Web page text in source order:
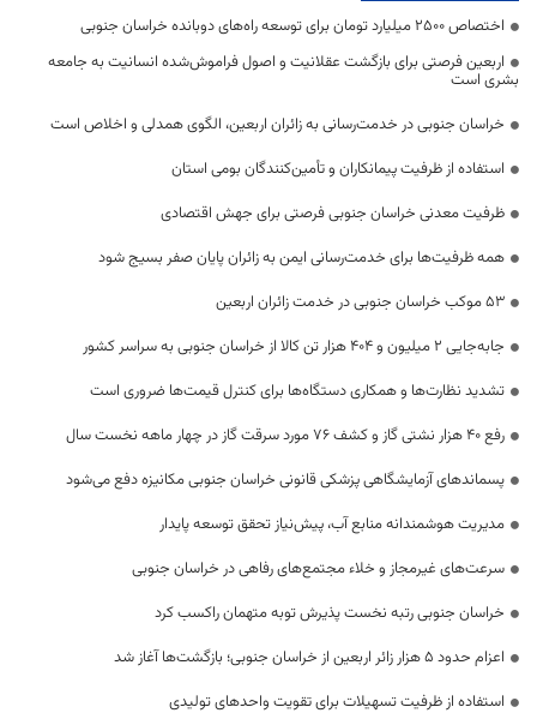
اختصاص 2500 میلیارد تومان برای توسعه راه‌های دوبانده خراسان جنوبی
اربعین فرصتی برای بازگشت عقلانیت و اصول فراموش‌شده انسانیت به جامعه
بشری است
خراسان جنوبی در خدمت‌رسانی به زائران اربعین، الگوی همدلی و اخلاص است
استفاده از ظرفیت پیمانکاران و تأمین‌کنندگان بومی استان
ظرفیت معدنی خراسان جنوبی فرصتی برای جهش اقتصادی
همه ظرفیت‌ها برای خدمت‌رسانی ایمن به زائران پایان صفر بسیج شود
53 موکب خراسان جنوبی در خدمت زائران اربعین
جابه‌جایی 2 میلیون و 404 هزار تن کالا از خراسان جنوبی به سراسر کشور
تشدید نظارت‌ها و همکاری دستگاه‌ها برای کنترل قیمت‌ها ضروری است
رفع 40 هزار نشتی گاز و کشف 76 مورد سرقت گاز در چهار ماهه نخست سال
پسماندهای آزمایشگاهی پزشکی قانونی خراسان جنوبی مکانیزه دفع می‌شود
مدیریت هوشمندانه منابع آب، پیش‌نیاز تحقق توسعه پایدار
سرعت‌های غیرمجاز و خلاء مجتمع‌های رفاهی در خراسان جنوبی
خراسان جنوبی رتبه نخست پذیرش توبه متهمان راکسب کرد
اعزام حدود 5 هزار زائر اربعین از خراسان جنوبی؛ بازگشت‌ها آغاز شد
استفاده از ظرفیت تسهیلات برای تقویت واحدهای تولیدی